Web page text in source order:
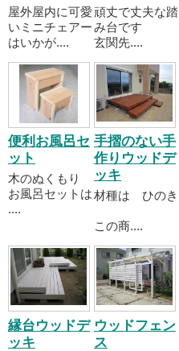
屋外屋内に可愛
いミニチェアー
はいかが....
頑丈で丈夫な踏
み台です
玄関先....
便利お風呂セ
ット
木のぬくもり
お風呂セットは
....
手摺のない手
作りウッドデ
ッキ
材種は ひのき
この商....
縁台ウッドデ
ッキ
ウッドフェン
ス